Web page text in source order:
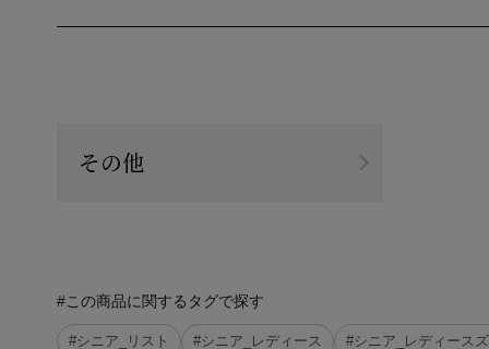
その他
#この商品に関するタグで探す
#シニア_リスト #シニア_レディース #シニア_レディース